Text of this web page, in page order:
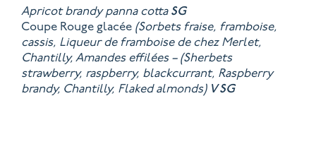
Apricot brandy panna cotta SG
Coupe Rouge glacée (Sorbets fraise, framboise,
cassis, Liqueur de framboise de chez Merlet,
Chantilly, Amandes effilées – (Sherbets
strawberry, raspberry, blackcurrant, Raspberry
brandy, Chantilly, Flaked almonds) VSG